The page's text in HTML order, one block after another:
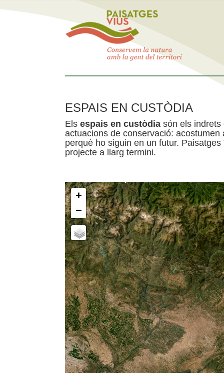
ESPAIS EN CUSTÒDIA
Els espais en custòdia són els indrets
actuacions de conservació:
perquè ho siguin en un futur.
projecte a llarg termini.
+
−